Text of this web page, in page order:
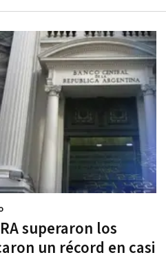
superaron los
un récord en casi